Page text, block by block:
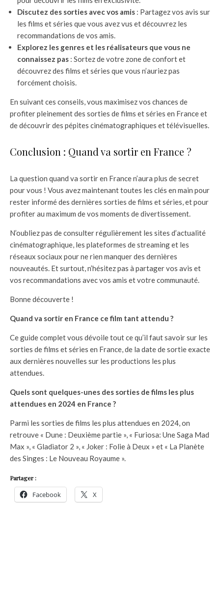
Discutez des sorties avec vos amis : Partagez vos avis sur
les films et séries que vous avez vus et découvrez les
recommandations de vos amis.
Explorez les genres et les réalisateurs que vous ne
connaissez pas : Sortez de votre zone de confort et
découvrez des films et séries que vous n’auriez pas
forcément choisis.
En suivant ces conseils, vous maximisez vos chances de
profiter pleinement des sorties de films et séries en France et
de découvrir des pépites cinématographiques et télévisuelles.
Conclusion : Quand va sortir en France ?
La question quand va sortir en France n’aura plus de secret
pour vous ! Vous avez maintenant toutes les clés en main pour
rester informé des dernières sorties de films et séries, et pour
profiter au maximum de vos moments de divertissement.
N’oubliez pas de consulter régulièrement les sites d’actualité
cinématographique, les plateformes de streaming et les
réseaux sociaux pour ne rien manquer des dernières
nouveautés. Et surtout, n’hésitez pas à partager vos avis et
vos recommandations avec vos amis et votre communauté.
Bonne découverte !
Quand va sortir en France ce film tant attendu ?
Ce guide complet vous dévoile tout ce qu’il faut savoir sur les
sorties de films et séries en France, de la date de sortie exacte
aux dernières nouvelles sur les productions les plus
attendues.
Quels sont quelques-unes des sorties de films les plus
attendues en 2024 en France ?
Parmi les sorties de films les plus attendues en 2024, on
retrouve « Dune : Deuxième partie », « Furiosa: Une Saga Mad
Max », « Gladiator 2 », « Joker : Folie à Deux » et « La Planète
des Singes : Le Nouveau Royaume ».
Partager :
Facebook X